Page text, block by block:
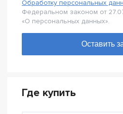
Обработку персональных
Федеральном законом от
«О персональных данных».
Где купить